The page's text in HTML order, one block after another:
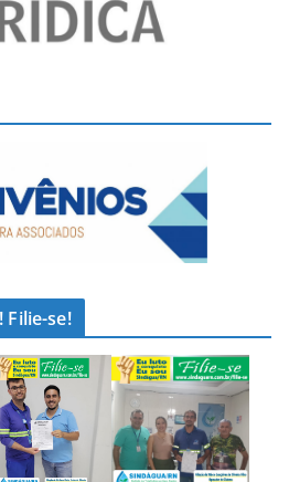
Filie-se!